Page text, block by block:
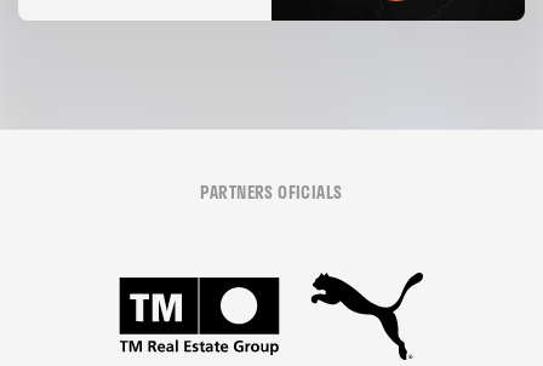
PARTNERS OFICIALS